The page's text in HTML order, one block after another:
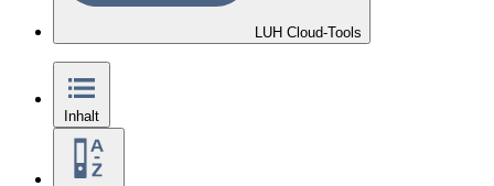
LUH Cloud-Tools
Inhalt